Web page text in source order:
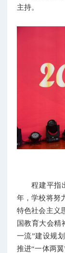
主持。
程建平指
年，学校将努
特色社会主义
国教育大会精
一流”建设规
推进“一体两